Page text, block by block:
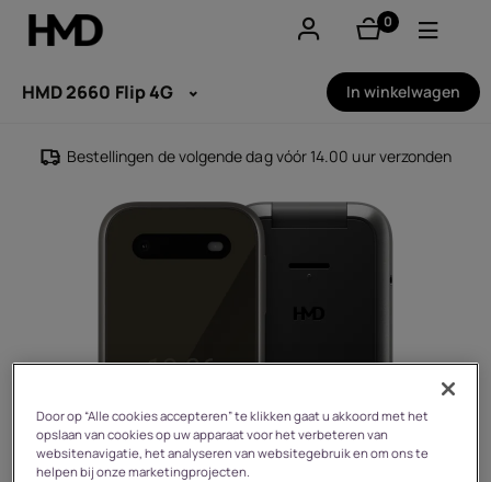
0
product(en)
Smartphones
Feature phones
Accessoires
HMD 2660 Flip 4G In winkelwagen
Bestellingen de volgende dag vóór 14.00 uur verzonden
Door op “Alle cookies accepteren” te klikken gaat u akkoord met het
opslaan van cookies op uw apparaat voor het verbeteren van
websitenavigatie, het analyseren van websitegebruik en om ons te
helpen bij onze marketingprojecten.